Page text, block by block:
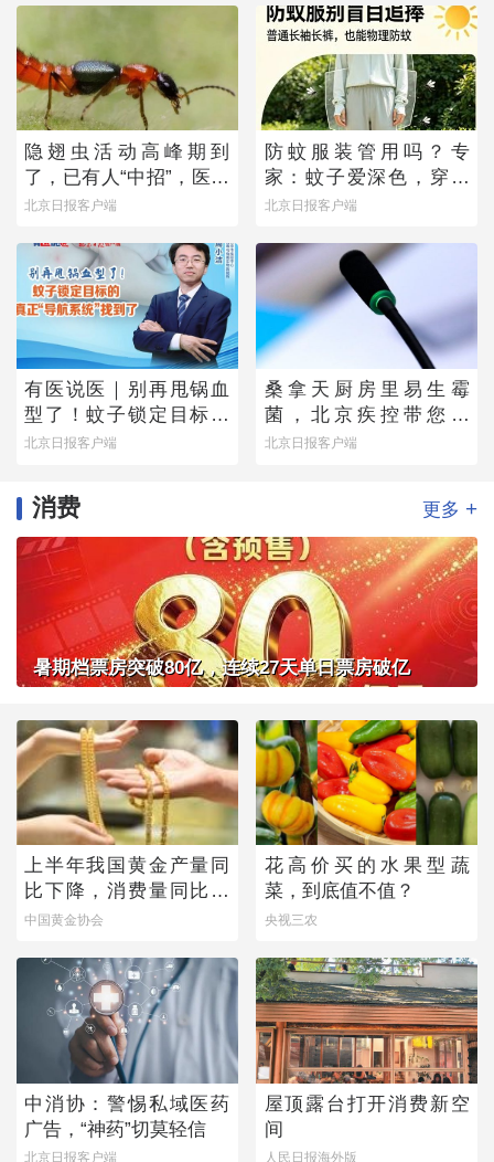
隐翅虫活动高峰期到
了，已有人“中招”，医生
提醒——
北京日报客户端
防蚊服装管用吗？专
家：蚊子爱深色，穿浅
色衣服不易招蚊子
北京日报客户端
有医说医｜别再甩锅血
型了！蚊子锁定目标的
真正“导航系统”找到了
北京日报客户端
桑拿天厨房里易生霉
菌，北京疾控带您排
除“高风险点位”
北京日报客户端
消费 更多 +
暑期档票房突破80亿，连续27天单日票房破亿
上半年我国黄金产量同
比下降，消费量同比微
增
中国黄金协会
花高价买的水果型蔬
菜，到底值不值？
央视三农
中消协：警惕私域医药
广告，“神药”切莫轻信
北京日报客户端
屋顶露台打开消费新空
间
人民日报海外版